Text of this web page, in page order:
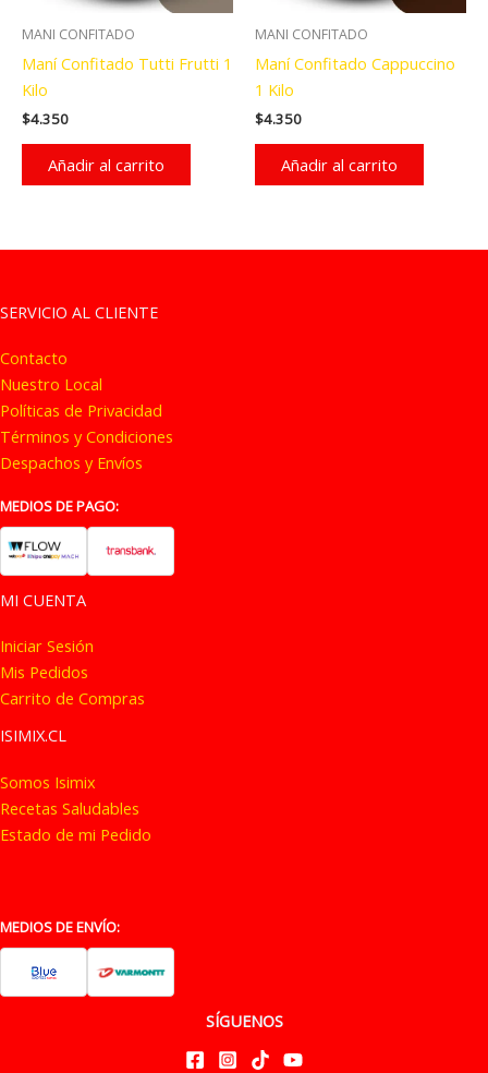
MANI CONFITADO
Maní Confitado Tutti Frutti 1
Kilo
$4.350
Añadir al carrito
MANI CONFITADO
Maní Confitado Cappuccino
1 Kilo
$4.350
Añadir al carrito
SERVICIO AL CLIENTE
Contacto
Nuestro Local
Políticas de Privacidad
Términos y Condiciones
Despachos y Envíos
MEDIOS DE PAGO:
MI CUENTA
Iniciar Sesión
Mis Pedidos
Carrito de Compras
ISIMIX.CL
Somos Isimix
Recetas Saludables
Estado de mi Pedido
MEDIOS DE ENVÍO:
SÍGUENOS